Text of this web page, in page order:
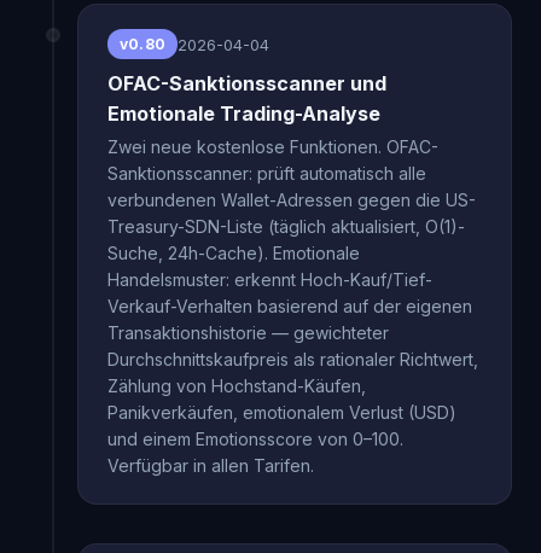
v0.80 2026-04-04
OFAC-Sanktionsscanner und
Emotionale Trading-Analyse
Zwei neue kostenlose Funktionen. OFAC-
Sanktionsscanner: prüft automatisch alle
verbundenen Wallet-Adressen gegen die US-
Treasury-SDN-Liste (täglich aktualisiert, O(1)-
Suche, 24h-Cache). Emotionale
Handelsmuster: erkennt Hoch-Kauf/Tief-
Verkauf-Verhalten basierend auf der eigenen
Transaktionshistorie — gewichteter
Durchschnittskaufpreis als rationaler Richtwert,
Zählung von Hochstand-Käufen,
Panikverkäufen, emotionalem Verlust (USD)
und einem Emotionsscore von 0–100.
Verfügbar in allen Tarifen.